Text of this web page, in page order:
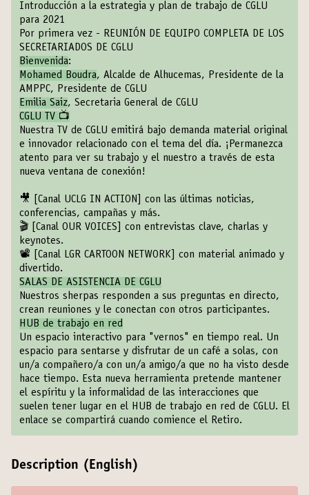
Introducción a la estrategia y plan de trabajo de CGLU
para 2021
Por primera vez - REUNIÓN DE EQUIPO COMPLETA DE LOS
SECRETARIADOS DE CGLU
Bienvenida:
Mohamed Boudra, Alcalde de Alhucemas, Presidente de la
AMPPC, Presidente de CGLU
Emilia Saiz, Secretaria General de CGLU
CGLU TV 📺
Nuestra TV de CGLU emitirá bajo demanda material original
e innovador relacionado con el tema del día. ¡Permanezca
atento para ver su trabajo y el nuestro a través de esta
nueva ventana de conexión!
🎥 [Canal UCLG IN ACTION]
con las últimas noticias,
conferencias, campañas y más.
🎬
[Canal OUR VOICES]
con entrevistas clave, charlas y
keynotes.
📽️
[Canal LGR CARTOON NETWORK]
con material animado y
divertido.
SALAS DE ASISTENCIA DE CGLU
Nuestros sherpas responden a sus preguntas en directo,
crean reuniones y le conectan con otros participantes.
HUB de trabajo en red
Un espacio interactivo para "vernos" en tiempo real. Un
espacio para sentarse y disfrutar de un café a solas, con
un/a compañero/a con un/a amigo/a que no ha visto desde
hace tiempo. Esta nueva herramienta pretende mantener
el espíritu y la informalidad de las interacciones que
suelen tener lugar en el HUB de trabajo en red de CGLU. El
enlace se compartirá cuando comience el Retiro.
Description (English)